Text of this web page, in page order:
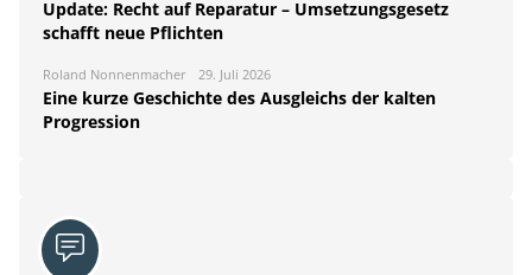
Update: Recht auf Reparatur – Umsetzungsgesetz
schafft neue Pflichten
Roland Nonnenmacher 29. Juli 2026
Eine kurze Geschichte des Ausgleichs der kalten
Progression